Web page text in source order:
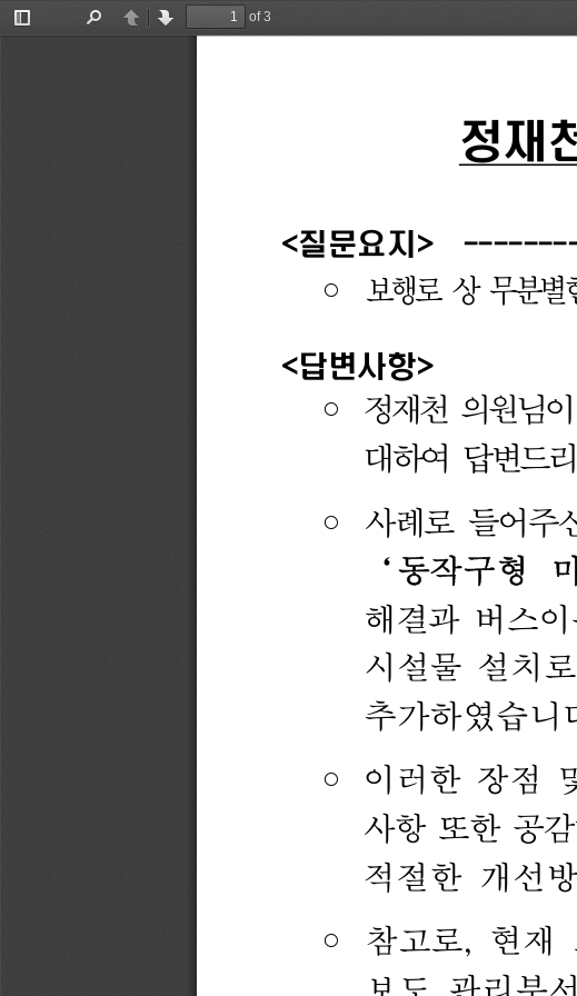
Toggle
PreviousNext
of 3
정재
<질문요지 >
◦ 보행로 상 무분
<답변사항>
◦ 정재천 의원님
대하여 답변드
◦
사례로 들어주
동작구형
해결과 버스
시설물 설치로
추가하였습니
◦
이러한 장점
사항 또한 공
적절한 개선
◦
참고로, 현재